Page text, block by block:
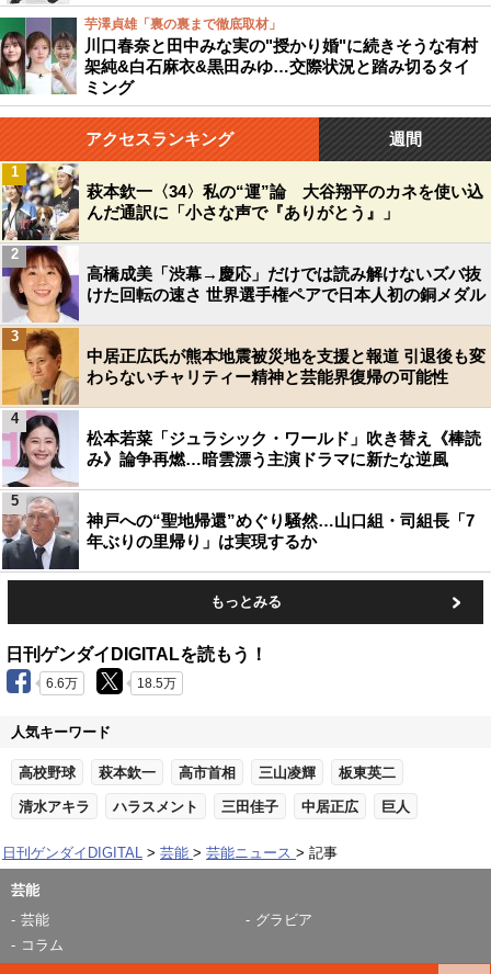
芋澤貞雄「裏の裏まで徹底取材」
川口春奈と田中みな実の"授かり婚"に続きそうな有村
架純&白石麻衣&黒田みゆ…交際状況と踏み切るタイ
ミング
アクセスランキング 週間
萩本欽一〈34〉私の“運”論 大谷翔平のカネを使い込
んだ通訳に「小さな声で『ありがとう』」
1
高橋成美「渋幕→慶応」だけでは読み解けないズバ抜
けた回転の速さ 世界選手権ペアで日本人初の銅メダル
2
中居正広氏が熊本地震被災地を支援と報道 引退後も変
わらないチャリティー精神と芸能界復帰の可能性
3
松本若菜「ジュラシック・ワールド」吹き替え《棒読
み》論争再燃…暗雲漂う主演ドラマに新たな逆風
4
神戸への“聖地帰還”めぐり騒然…山口組・司組長「7
年ぶりの里帰り」は実現するか
5
もっとみる
日刊ゲンダイDIGITALを読もう！
6.6万 18.5万
人気キーワード
高校野球 萩本欽一 高市首相 三山凌輝 板東英二
清水アキラ ハラスメント 三田佳子 中居正広 巨人
日刊ゲンダイDIGITAL 芸能 芸能ニュース 記事
芸能
芸能
グラビア
コラム